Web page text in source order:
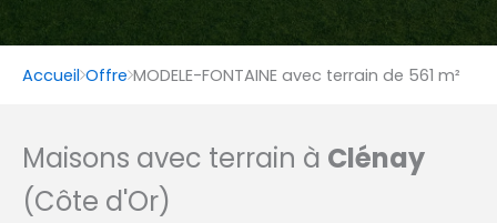
Accueil Offre MODELE-FONTAINE avec terrain de 561 m²
Maisons avec terrain à Clénay
(Côte d'Or)